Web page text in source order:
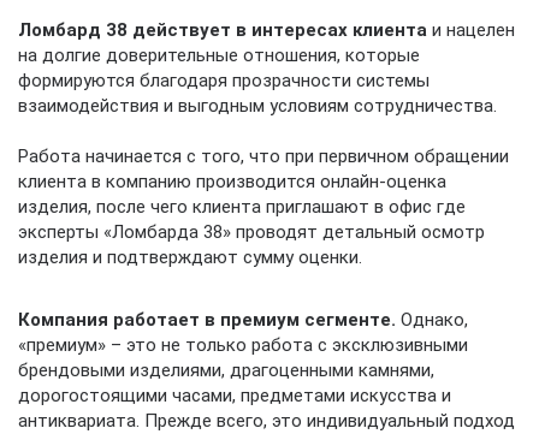
Ломбард 38 действует в интересах клиента и нацелен
на долгие доверительные отношения, которые
формируются благодаря прозрачности системы
взаимодействия и выгодным условиям сотрудничества.
Работа начинается с того, что при первичном обращении
клиента в компанию производится онлайн-оценка
изделия, после чего клиента приглашают в офис где
эксперты «Ломбарда 38» проводят детальный осмотр
изделия и подтверждают сумму оценки.
Компания работает в премиум сегменте. Однако,
«премиум» – это не только работа с эксклюзивными
брендовыми изделиями, драгоценными камнями,
дорогостоящими часами, предметами искусства и
антиквариата. Прежде всего, это индивидуальный подход